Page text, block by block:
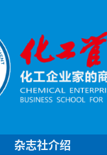
杂志社介绍